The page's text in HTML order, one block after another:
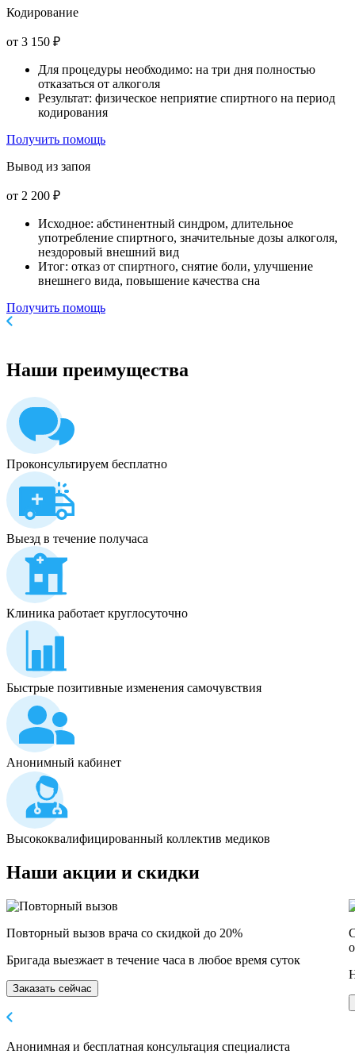
Кодирование
от 3 150 ₽
Для процедуры необходимо: на три дня полностью
отказаться от алкоголя
Результат: физическое неприятие спиртного на период
кодирования
Получить помощь
Вывод из запоя
от 2 200 ₽
Исходное: абстинентный синдром, длительное
употребление спиртного, значительные дозы алкоголя,
нездоровый внешний вид
Итог: отказ от спиртного, снятие боли, улучшение
внешнего вида, повышение качества сна
Получить помощь
Наши преимущества
Проконсультируем бесплатно
Выезд в течение получаса
Клиника работает круглосуточно
Быстрые позитивные изменения самочувствия
Анонимный кабинет
Высококвалифицированный коллектив медиков
Наши акции и скидки
Повторный вызов врача со скидкой до 20%
Бригада выезжает в течение часа в любое время суток
Заказать сейчас
Анонимная и бесплатная консультация специалиста